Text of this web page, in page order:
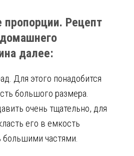
пропорции. Рецепт
далее:
Для этого понадобится
большого размера.
очень тщательно, для
его в емкость
большими частями.